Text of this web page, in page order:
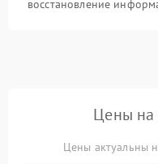
восстановление
Цены на
Цены актуальны